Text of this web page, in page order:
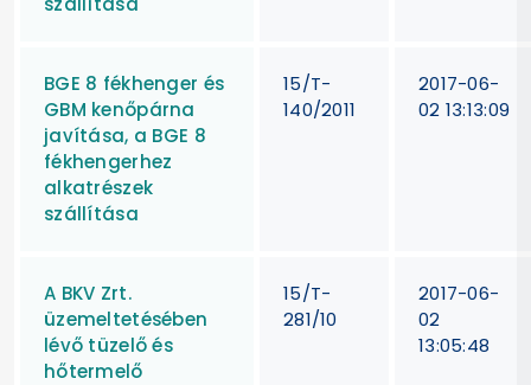
BGE 8 fékhenger és
GBM kenőpárna
javítása, a BGE 8
fékhengerhez
alkatrészek
szállítása
15/T-
140/2011
2017-06-
02 13:13:09
A BKV Zrt.
üzemeltetésében
lévő tüzelő és
hőtermelő
15/T-
281/10
2017-06-
02
13:05:48